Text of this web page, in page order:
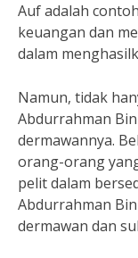
Auf adalah
keuangan dan
dalam
Namun, tidak
Abdurrahman
dermawannya.
orang-orang
pelit dalam
Abdurrahman
dermawan dan